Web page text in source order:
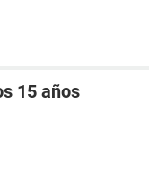
15 años